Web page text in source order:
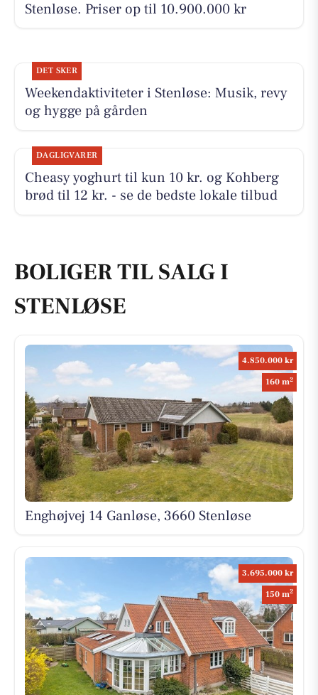
Stenløse. Priser op til 10.900.000 kr
DET SKER
Weekendaktiviteter i Stenløse: Musik, revy
og hygge på gården
DAGLIGVARER
Cheasy yoghurt til kun 10 kr. og Kohberg
brød til 12 kr. - se de bedste lokale tilbud
BOLIGER TIL SALG I
STENLØSE
4.850.000 kr
160 m2
Enghøjvej 14 Ganløse, 3660 Stenløse
3.695.000 kr
150 m2